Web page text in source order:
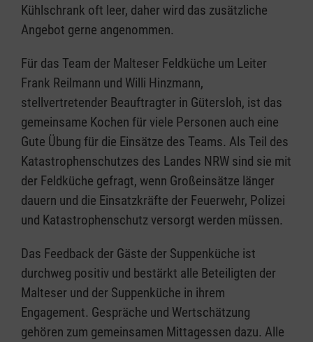
Kühlschrank oft leer, daher wird das zusätzliche
Angebot gerne angenommen.
Für das Team der Malteser Feldküche um Leiter
Frank Reilmann und Willi Hinzmann,
stellvertretender Beauftragter in Gütersloh, ist das
gemeinsame Kochen für viele Personen auch eine
Gute Übung für die Einsätze des Teams. Als Teil des
Katastrophenschutzes des Landes NRW sind sie mit
der Feldküche gefragt, wenn Großeinsätze länger
dauern und die Einsatzkräfte der Feuerwehr, Polizei
und Katastrophenschutz versorgt werden müssen.
Das Feedback der Gäste der Suppenküche ist
durchweg positiv und bestärkt alle Beteiligten der
Malteser und der Suppenküche in ihrem
Engagement. Gespräche und Wertschätzung
gehören zum gemeinsamen Mittagessen dazu. Alle